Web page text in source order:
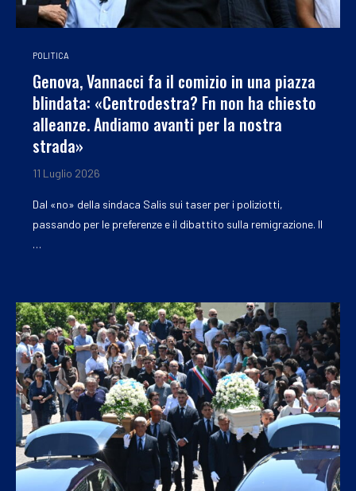
POLITICA
Genova, Vannacci fa il comizio in una piazza
blindata: «Centrodestra? Fn non ha chiesto
alleanze. Andiamo avanti per la nostra
strada»
11 Luglio 2026
Dal «no» della sindaca Salis sui taser per i poliziotti,
passando per le preferenze e il dibattito sulla remigrazione. Il
…